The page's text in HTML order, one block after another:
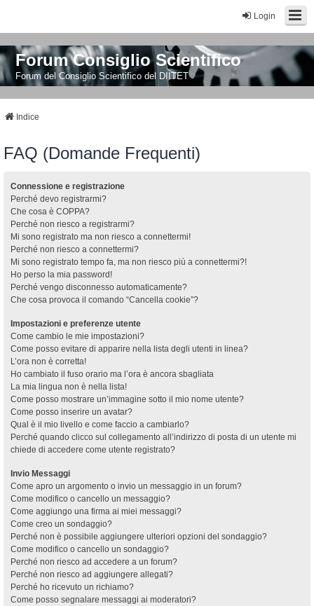
Login
Forum Consiglio Scientifico
Forum del Consiglio Scientifico del DIITET
Indice
FAQ (Domande Frequenti)
Connessione e registrazione
Perché devo registrarmi?
Che cosa è COPPA?
Perché non riesco a registrarmi?
Mi sono registrato ma non riesco a connettermi!
Perché non riesco a connettermi?
Mi sono registrato tempo fa, ma non riesco più a connettermi?!
Ho perso la mia password!
Perché vengo disconnesso automaticamente?
Che cosa provoca il comando “Cancella cookie”?
Impostazioni e preferenze utente
Come cambio le mie impostazioni?
Come posso evitare di apparire nella lista degli utenti in linea?
L’ora non è corretta!
Ho cambiato il fuso orario ma l’ora è ancora sbagliata
La mia lingua non è nella lista!
Come posso mostrare un’immagine sotto il mio nome utente?
Come posso inserire un avatar?
Qual è il mio livello e come faccio a cambiarlo?
Perché quando clicco sul collegamento all’indirizzo di posta di un utente mi
chiede di accedere come utente registrato?
Invio Messaggi
Come apro un argomento o invio un messaggio in un forum?
Come modifico o cancello un messaggio?
Come aggiungo una firma ai miei messaggi?
Come creo un sondaggio?
Perché non è possibile aggiungere ulteriori opzioni del sondaggio?
Come modifico o cancello un sondaggio?
Perché non riesco ad accedere a un forum?
Perché non riesco ad aggiungere allegati?
Perché ho ricevuto un richiamo?
Come posso segnalare messaggi ai moderatori?